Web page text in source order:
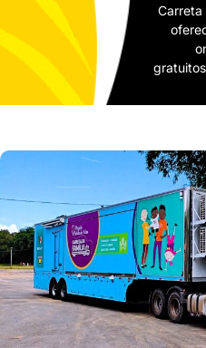
Carreta